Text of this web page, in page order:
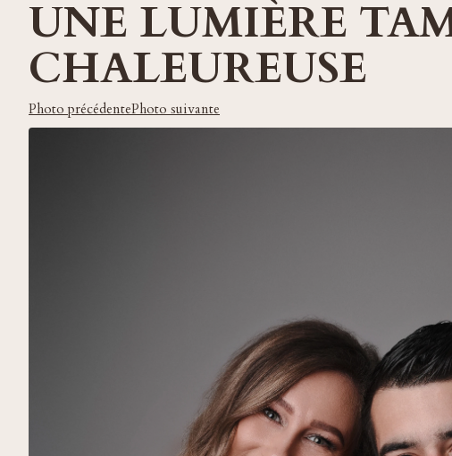
UNE LUMIÈRE
CHALEUREUSE
Photo précédentePhoto suivante